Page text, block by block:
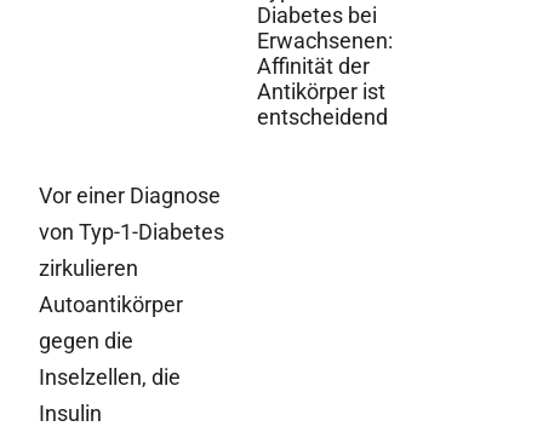
Diabetes bei
Erwachsenen:
Affinität der
Antikörper ist
entscheidend
Vor einer Diagnose
von Typ-1-Diabetes
zirkulieren
Autoantikörper
gegen die
Inselzellen, die
Insulin